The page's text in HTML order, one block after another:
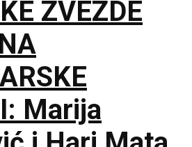
ZVEZDE
Marija